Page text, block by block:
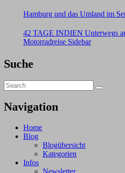
Hamburg und das Umland im
42 TAGE INDIEN Unterwegs
Motorradreise Sidebar
Suche
Search
for:
Search
Navigation
Home
Blog
Blogübersicht
Kategorien
Infos
Newsletter